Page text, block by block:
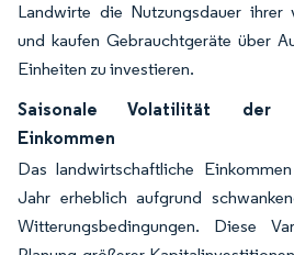
Landwirte die Nutzungsdauer ihrer
und kaufen Gebrauchtgeräte über
Einheiten zu investieren.
Saisonale Volatilität der
Einkommen
Das landwirtschaftliche
Jahr erheblich aufgrund
Witterungsbedingungen. Diese